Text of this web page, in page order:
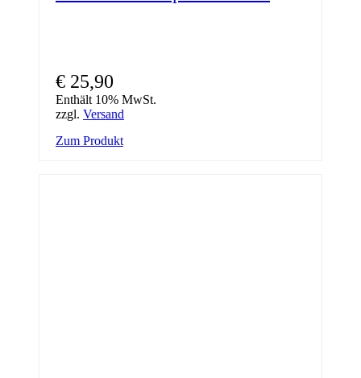
€ 25,90
Enthält 10% MwSt.
zzgl. Versand
Zum Produkt